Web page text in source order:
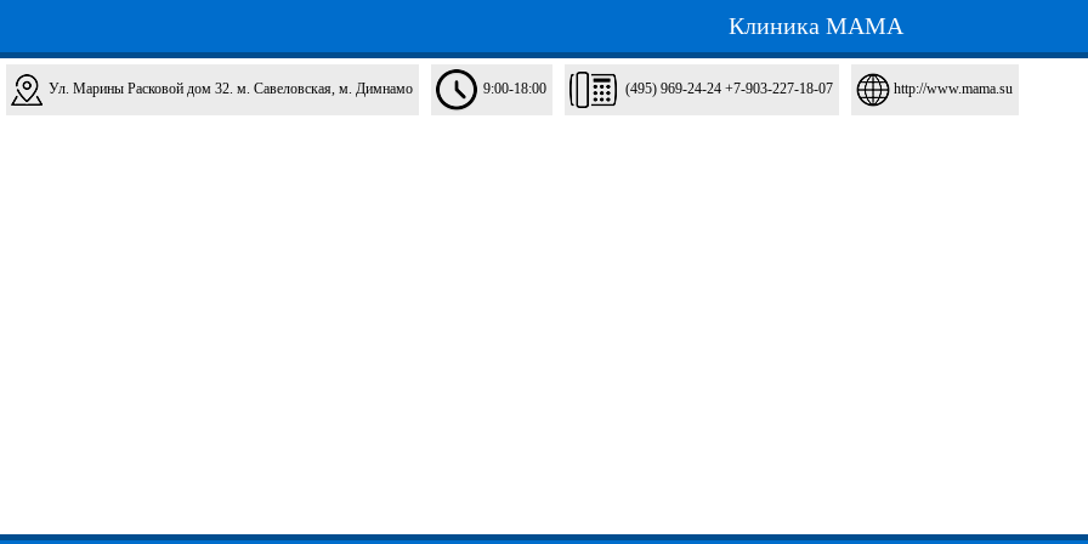
Клиника МАМА
Ул. Марины Расковой дом 32. м. Савеловская, м. Димнамо 9:00-18:00 (495) 969-24-24 +7-903-227-18-07 http://www.mama.su